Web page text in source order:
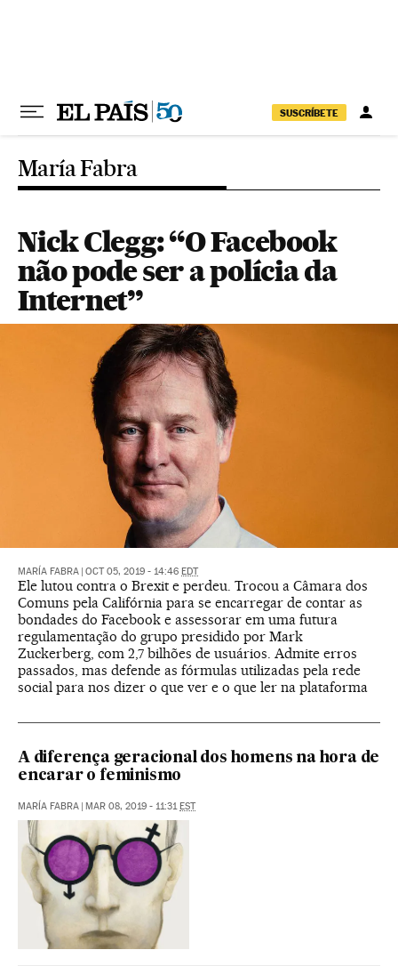
SUSCRÍBETE
María Fabra
Nick Clegg: “O Facebook
não pode ser a polícia da
Internet”
MARÍA FABRA OCT 05, 2019 - 14:46 EDT
Ele lutou contra o Brexit e perdeu. Trocou a Câmara dos
Comuns pela Califórnia para se encarregar de contar as
bondades do Facebook e assessorar em uma futura
regulamentação do grupo presidido por Mark
Zuckerberg, com 2,7 bilhões de usuários. Admite erros
passados, mas defende as fórmulas utilizadas pela rede
social para nos dizer o que ver e o que ler na plataforma
A diferença geracional dos homens na hora de
encarar o feminismo
MARÍA FABRA MAR 08, 2019 - 11:31 EST